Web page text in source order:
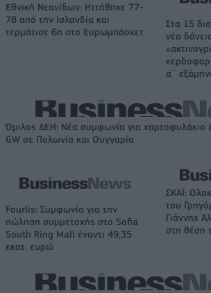
Εθνική Νεανίδων: Ηττήθηκε 77-
78 από την Ισλανδία και
τερμάτισε 6η στο Ευρωμπάσκετ
Στα 15
νέα
α΄
Όμιλος ΔΕΗ: Νέα συμφωνία για
GW σε Πολωνία και Ουγγαρία
Fourlis: Συμφωνία για την
πώληση συμμετοχής στο Sofia
South Ring Mall έναντι 49,35
εκατ. ευρώ
ΣΚΑΪ:
του
Γιάννης
στη θέση